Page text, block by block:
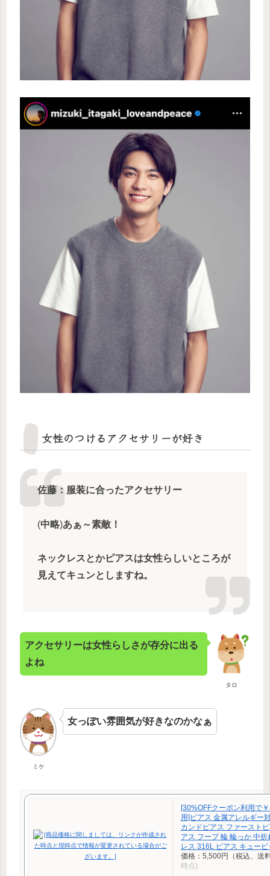
女性のつけるアクセサリーが好き
佐藤：服装に合ったアクセサリー
(中略)あぁ～素敵！
ネックレスとかピアスは女性らしいところが
見えてキュンとしますね。
タロ
アクセサリーは女性らしさが存分に出る
よね
ミケ
女っぽい雰囲気が好きなのかなぁ
[30%OFFクーポン利用で
用]ピアス 金属アレルギー
カンドピアス ファースト
アス フープ 輪 輪っか 中
レス 316L ピアス キュービ
価格：5,500円（税込、送
時点)